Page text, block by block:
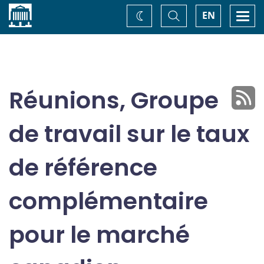
Accueil EN
Basculer
la
recherche
Changez
de
Réunions, Groupe
de travail sur le taux
de référence
complémentaire
pour le marché